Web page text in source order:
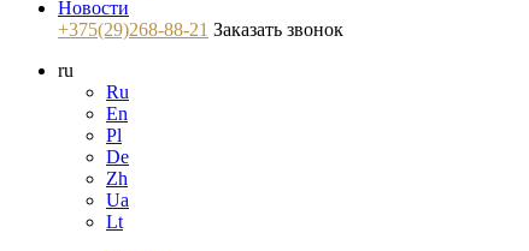
Новости
+375(29)268-88-21 Заказать звонок
ru
Ru
En
Pl
De
Zh
Ua
Lt